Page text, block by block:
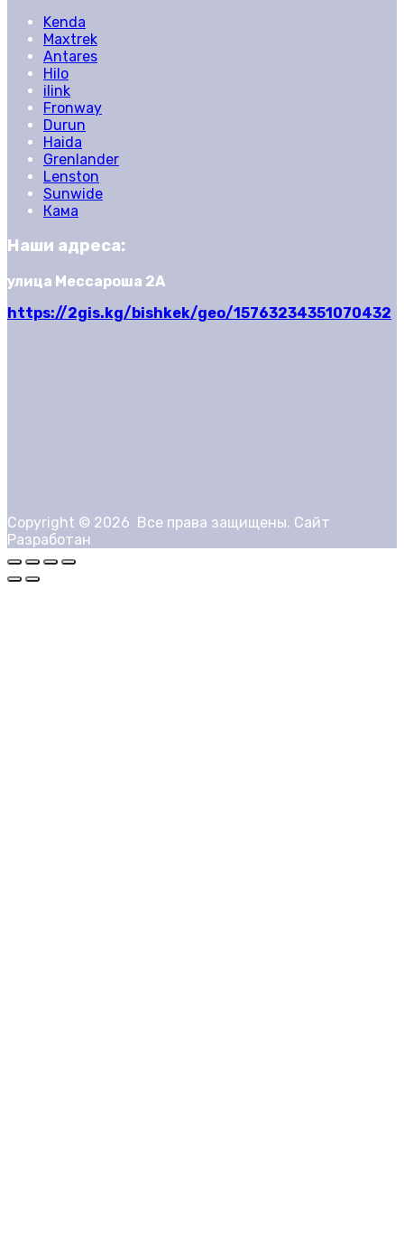
Kenda
Maxtrek
Antares
Hilo
ilink
Fronway
Durun
Haida
Grenlander
Lenston
Sunwide
Кама
Наши адреса:
улица Мессароша 2А
https://2gis.kg/bishkek/geo/15763234351070432
Copyright © 2026 Все права защищены. Сайт
Разработан